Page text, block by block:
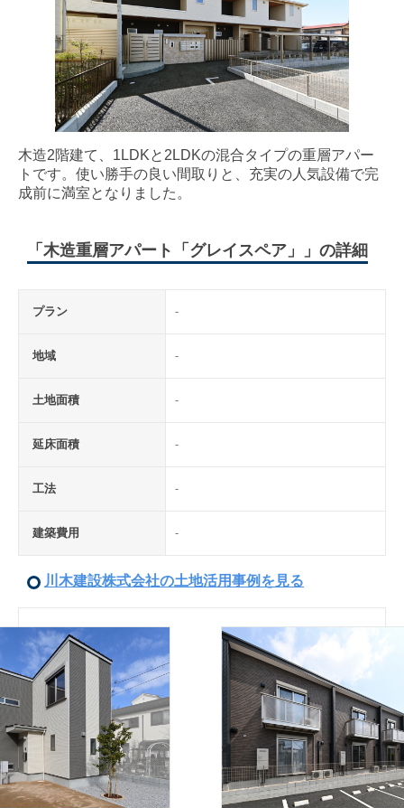
木造2階建て、1LDKと2LDKの混合タイプの重層アパー
トです。使い勝手の良い間取りと、充実の人気設備で完
「木造重層アパート「グレイスペア」」の詳細
プラン -
地域 -
土地面積 -
延床面積 -
工法 -
建築費用 -
川木建設株式会社の土地活用事例を見る